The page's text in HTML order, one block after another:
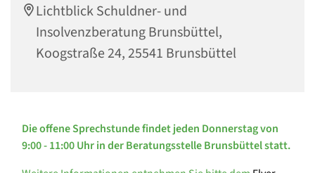
Lichtblick Schuldner- und
Insolvenzberatung Brunsbüttel,
Koogstraße 24, 25541 Brunsbüttel
Die offene Sprechstunde findet jeden Donnerstag von
9:00 - 11:00 Uhr in der Beratungsstelle Brunsbüttel statt.